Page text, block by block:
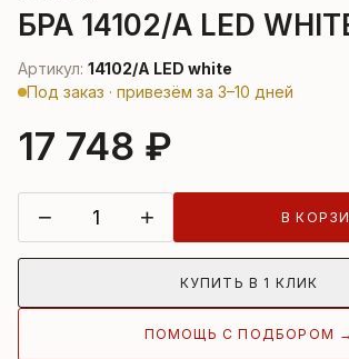
БРА 14102/A LED
Артикул: 14102/A LED white
Под заказ · привезём за 3–10 дней
17 748 ₽
− + В
КУПИТЬ В 1 КЛИК
ПОМОЩЬ С ПОДБОРОМ →